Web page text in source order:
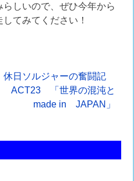
しいので、ぜひ今年から
てみてください！
休日ソルジャーの奮闘記
ACT23 「世界の混沌と
made in JAPAN」